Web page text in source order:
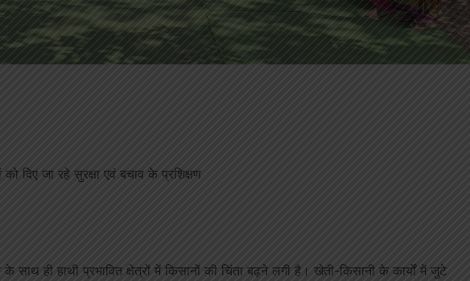
दिए जा रहे सुरक्षा एवं बचाव के प्रशिक्षण
ही हाथी प्रभावित क्षेत्रों में किसानों की चिंता बढ़ने लगी है। खेती-किसानी के कार्यों में जुटे